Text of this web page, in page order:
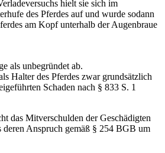
hielt sie sich im
des Pferdes auf und wurde sodann
am Kopf unterhalb der Augenbraue
als unbegründet ab.
Halter des Pferdes zwar grundsätzlich
Schaden nach § 833 S. 1
das Mitverschulden der Geschädigten
deren Anspruch gemäß § 254 BGB um